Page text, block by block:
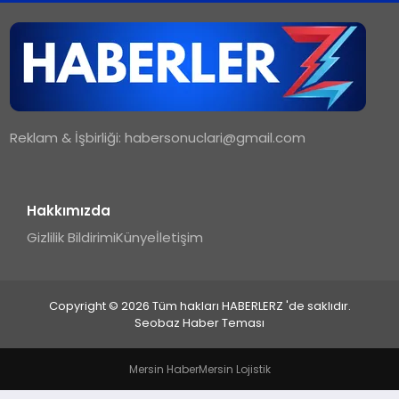
TEKNOLOJI
Reklam & İşbirliği:habersonuclari@gmail.com
Hakkımızda
Gizlilik BildirimiKünyeİletişim
Copyright © 2026 Tüm hakları HABERLERZ 'de saklıdır.
Seobaz Haber Teması
Mersin HaberMersin Lojistik